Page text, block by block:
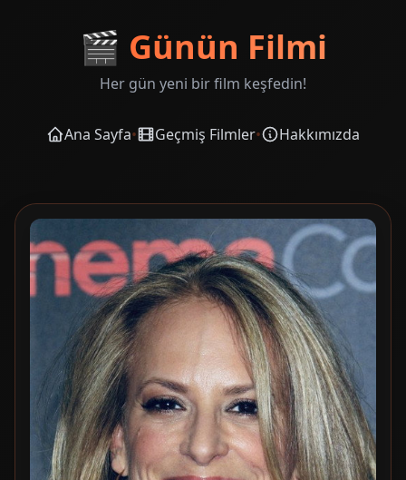
🎬 Günün Filmi
Her gün yeni bir film keşfedin!
Ana Sayfa• Geçmiş Filmler• Hakkımızda